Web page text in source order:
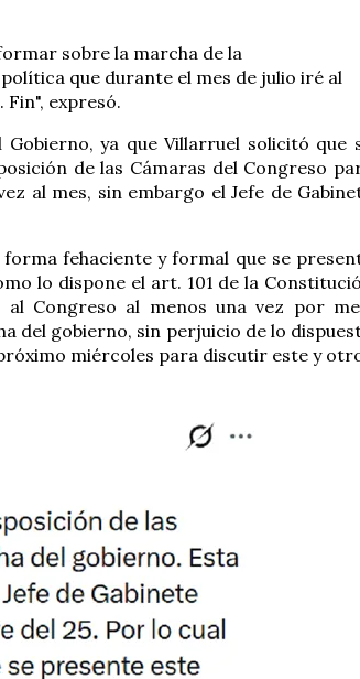
sobre la marcha de la
que durante el mes de julio iré al
expresó.
ya que Villarruel solicitó que
de las Cámaras del Congreso
al mes, sin embargo el Jefe de
fehaciente y formal que se
lo dispone el art. 101 de la
Congreso al menos una vez por
del gobierno, sin perjuicio de lo
miércoles para discutir este y